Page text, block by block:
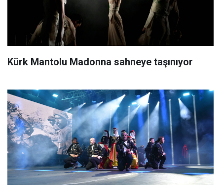
Kürk Mantolu Madonna sahneye taşınıyor